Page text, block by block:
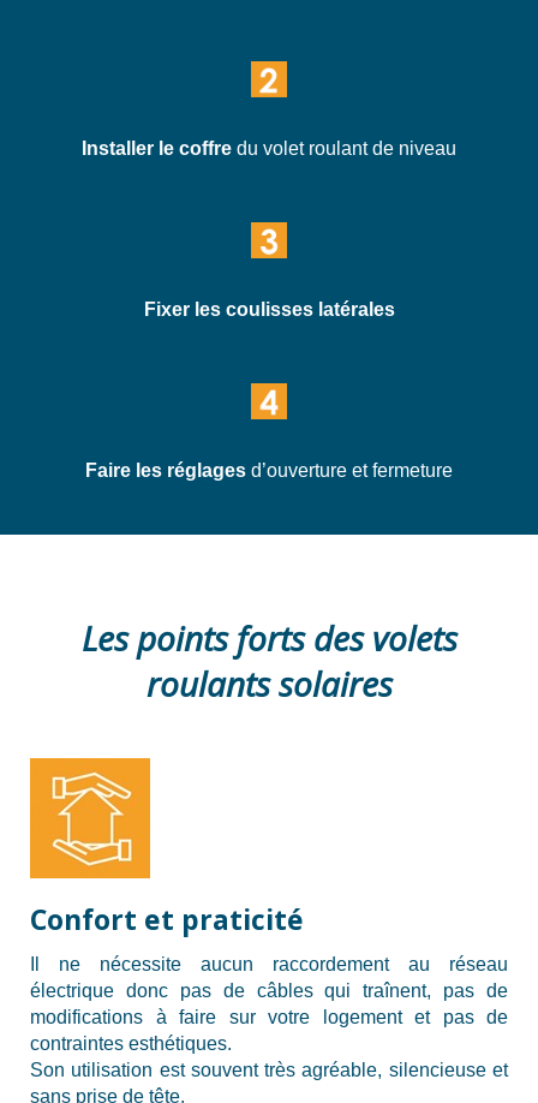
Installer le coffre du volet roulant de niveau
Fixer les coulisses latérales
Faire les réglages d’ouverture et fermeture
Les points forts des volets
roulants solaires
Confort et praticité
Il ne nécessite aucun raccordement au réseau
électrique donc pas de câbles qui traînent, pas de
modifications à faire sur votre logement et pas de
contraintes esthétiques.
Son utilisation est souvent très agréable, silencieuse et
sans prise de tête.